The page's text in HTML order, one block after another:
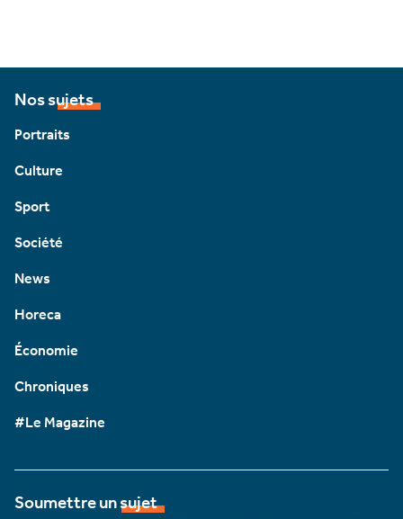
Nos sujets
Portraits
Culture
Sport
Société
News
Horeca
Économie
Chroniques
#Le Magazine
Soumettre un sujet